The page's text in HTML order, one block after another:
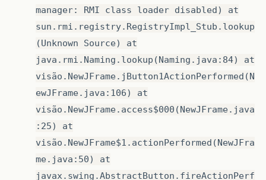
manager: RMI class loader disabled) at
sun.rmi.registry.RegistryImpl_Stub.lookup
(Unknown Source) at
java.rmi.Naming.lookup(Naming.java:84) at
visão.NewJFrame.jButton1ActionPerformed(N
ewJFrame.java:106) at
visão.NewJFrame.access$000(NewJFrame.java
:25) at
visão.NewJFrame$1.actionPerformed(NewJFra
me.java:50) at
javax.swing.AbstractButton.fireActionPerf